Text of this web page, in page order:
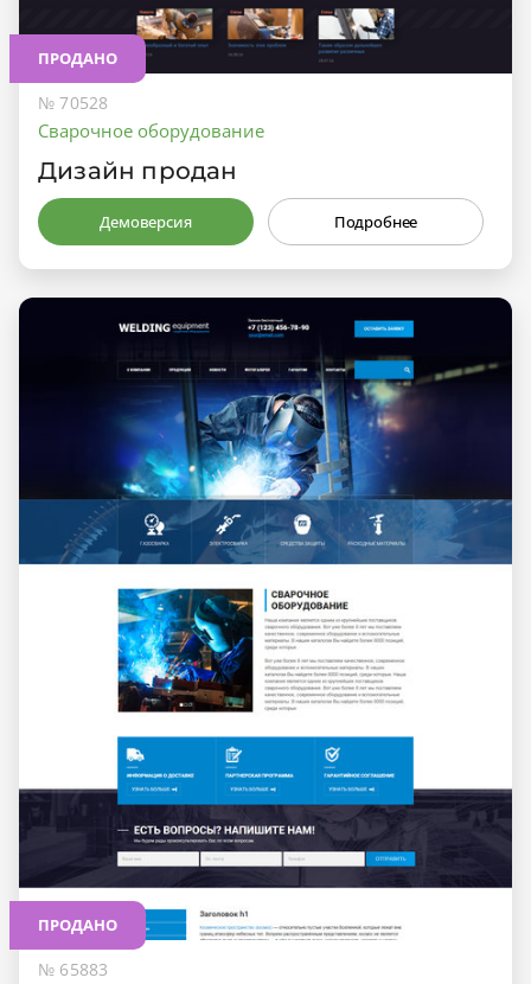
ПРОДАНО
№ 70528
Сварочное оборудование
Дизайн продан
Демоверсия Подробнее
ПРОДАНО
№ 65883